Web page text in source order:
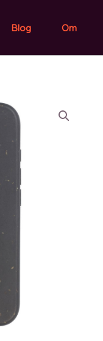
Blog Om